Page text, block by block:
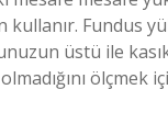
kullanır. Fundus
üstü ile
ölçmek